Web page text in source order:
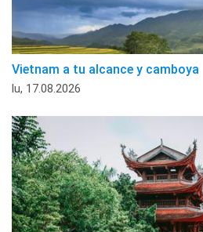
Vietnam a tu alcance y camboya
lu, 17.08.2026